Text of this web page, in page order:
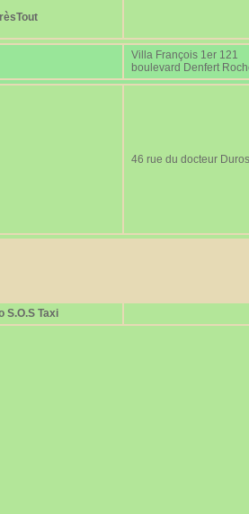
Villa François 1er 121
boulevard Denfert
46 rue du docteur
S.O.S Taxi